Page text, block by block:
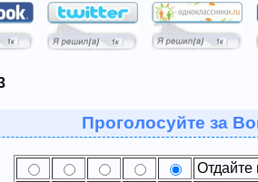
Проголосуйте за
Отдайте